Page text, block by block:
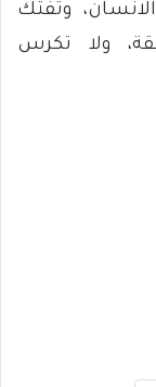
وتفتك
ولا تكرس